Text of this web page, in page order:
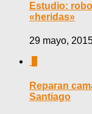
Estudio:
«heridas»
29 mayo,
Reparan
Santiago